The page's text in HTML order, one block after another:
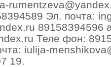
Эл. почта:
89158З94596
Теле фон:
iulija-
19.